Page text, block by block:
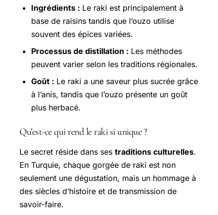
Ingrédients : Le raki est principalement à
base de raisins tandis que l’ouzo utilise
souvent des épices variées.
Processus de distillation : Les méthodes
peuvent varier selon les traditions régionales.
Goût : Le raki a une saveur plus sucrée grâce
à l’anis, tandis que l’ouzo présente un goût
plus herbacé.
Qu’est-ce qui rend le raki si unique ?
Le secret réside dans ses traditions culturelles.
En Turquie, chaque gorgée de raki est non
seulement une dégustation, mais un hommage à
des siècles d’histoire et de transmission de
savoir-faire.